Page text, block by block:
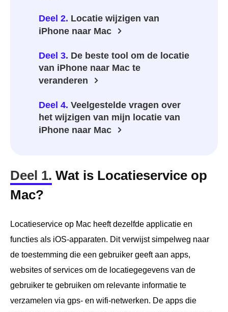
Deel 2. Locatie wijzigen van
iPhone naar Mac
Deel 3. De beste tool om de locatie
van iPhone naar Mac te
veranderen
Deel 4. Veelgestelde vragen over
het wijzigen van mijn locatie van
iPhone naar Mac
Deel 1. Wat is Locatieservice op
Mac?
Locatieservice op Mac heeft dezelfde applicatie en
functies als iOS-apparaten. Dit verwijst simpelweg naar
de toestemming die een gebruiker geeft aan apps,
websites of services om de locatiegegevens van de
gebruiker te gebruiken om relevante informatie te
verzamelen via gps- en wifi-netwerken. De apps die